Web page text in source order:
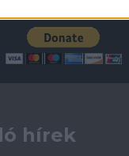
hírek